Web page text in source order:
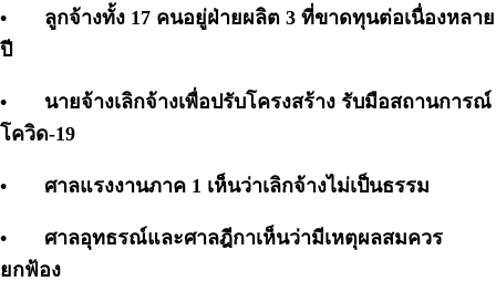
•
ลูกจ้างทั้ง 17 คนอยู่ฝ่ายผลิต 3 ที่ขาดทุนต่อเนื่องหลาย
ปี
•
นายจ้างเลิกจ้างเพื่อปรับโครงสร้าง รับมือสถานการณ์
โควิด-19
• ศาลแรงงานภาค 1 เห็นว่าเลิกจ้างไม่เป็นธรรม
•
ศาลอุทธรณ์และศาลฎีกาเห็นว่ามีเหตุผลสมควร
ยกฟ้อง